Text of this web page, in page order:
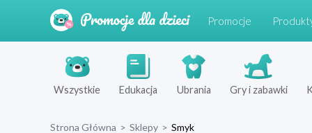
Promocje
Wszystkie Edukacja Ubrania Gry i zabawki
Strona Główna > Sklepy > Smyk